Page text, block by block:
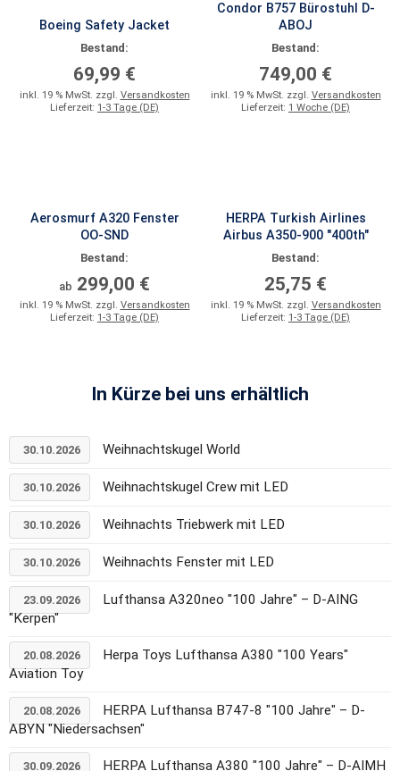
Boeing Safety Jacket
Bestand:
69,99 €
inkl. 19 % MwSt. zzgl. Versandkosten
Lieferzeit: 1-3 Tage (DE)
Condor B757 Bürostuhl D-
ABOJ
Bestand:
749,00 €
inkl. 19 % MwSt. zzgl. Versandkosten
Lieferzeit: 1 Woche (DE)
Aerosmurf A320 Fenster
OO-SND
Bestand:
ab 299,00 €
inkl. 19 % MwSt. zzgl. Versandkosten
Lieferzeit: 1-3 Tage (DE)
HERPA Turkish Airlines
Airbus A350-900 "400th"
Bestand:
25,75 €
inkl. 19 % MwSt. zzgl. Versandkosten
Lieferzeit: 1-3 Tage (DE)
In Kürze bei uns erhältlich
30.10.2026 Weihnachtskugel World
30.10.2026 Weihnachtskugel Crew mit LED
30.10.2026 Weihnachts Triebwerk mit LED
30.10.2026 Weihnachts Fenster mit LED
23.09.2026
Lufthansa A320neo "100 Jahre" – D-AING
"Kerpen"
20.08.2026
Herpa Toys Lufthansa A380 "100 Years"
Aviation Toy
20.08.2026
HERPA Lufthansa B747-8 "100 Jahre" – D-
ABYN "Niedersachsen"
30.09.2026 HERPA Lufthansa A380 "100 Jahre" – D-AIMH